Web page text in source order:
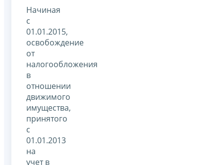
Начиная
с
01.01.2015,
освобождение
от
налогообложения
в
отношении
движимого
имущества,
принятого
с
01.01.2013
на
учет в